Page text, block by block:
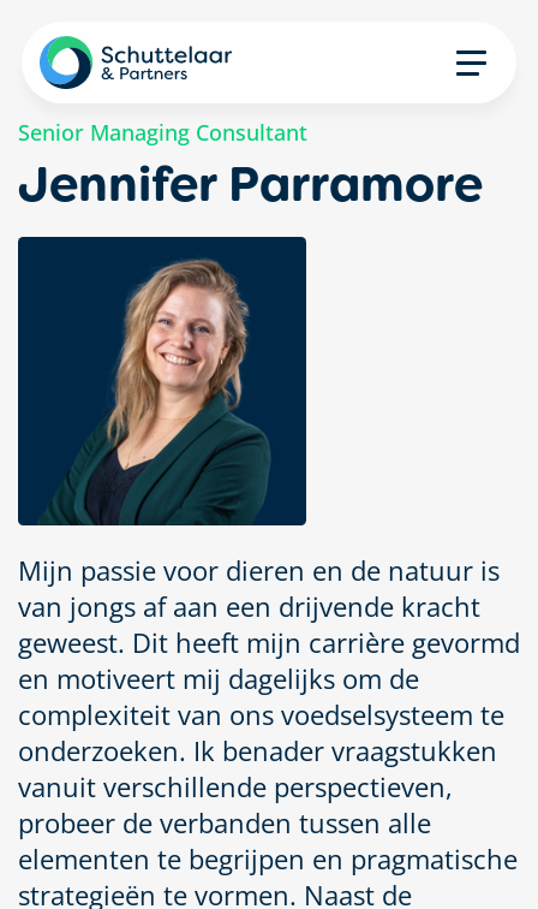
Senior Managing Consultant
Jennifer Parramore
Mijn passie voor dieren en de natuur is
van jongs af aan een drijvende kracht
geweest. Dit heeft mijn carrière gevormd
en motiveert mij dagelijks om de
complexiteit van ons voedselsysteem te
onderzoeken. Ik benader vraagstukken
vanuit verschillende perspectieven,
probeer de verbanden tussen alle
elementen te begrijpen en pragmatische
strategieën te vormen. Naast de